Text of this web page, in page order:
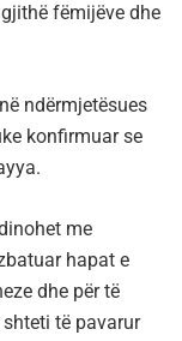
fëmijëve dhe
ndërmjetësues
konfirmuar se
me
hapat e
dhe për të
të pavarur